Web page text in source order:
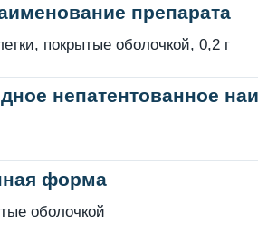
препарата
покрытые оболочкой, 0,2 г
непатентованное
форма
оболочкой